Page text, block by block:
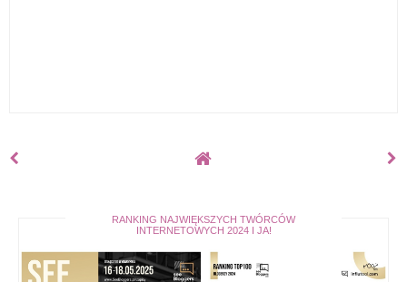
RANKING NAJWIĘKSZYCH TWÓRCÓW
INTERNETOWYCH 2024 I JA!